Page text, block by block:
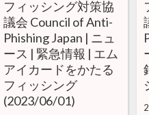
フィッシング対策協
議会 Council of Anti-
Phishing Japan | ニュ
ース | 緊急情報 | エム
アイカードをかたる
フィッシング
(2023/06/01)